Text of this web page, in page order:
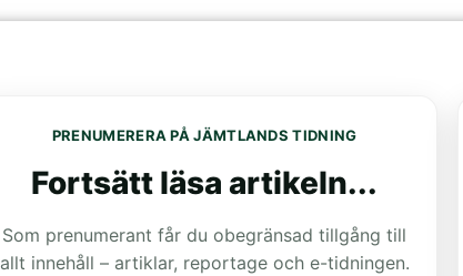
PRENUMERERA PÅ JÄMTLANDS TIDNING
Fortsätt läsa artikeln...
Som prenumerant får du obegränsad tillgång till
allt innehåll – artiklar, reportage och e-tidningen.